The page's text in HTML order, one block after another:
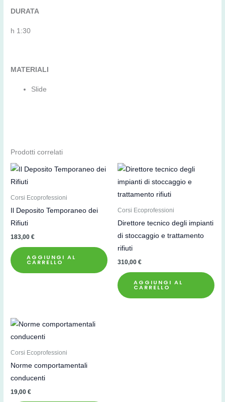
DURATA
h 1:30
MATERIALI
Slide
Prodotti correlati
Corsi Ecoprofessioni
Il Deposito Temporaneo dei
Rifiuti
183,00€
AGGIUNGI AL
CARRELLO
Corsi Ecoprofessioni
Direttore tecnico degli impianti
di stoccaggio e trattamento
rifiuti
310,00 €
AGGIUNGI AL
CARRELLO
Corsi Ecoprofessioni
Norme comportamentali
conducenti
19,00€